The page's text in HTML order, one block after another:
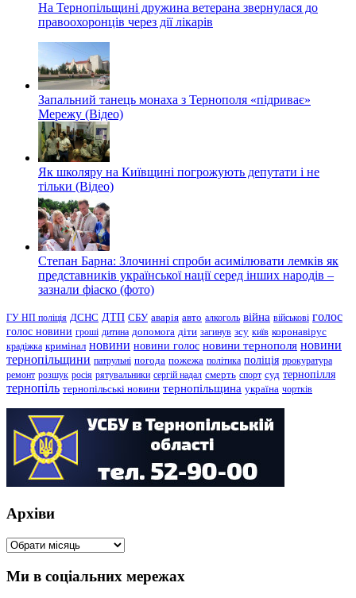
На Тернопільщині дружина ветерана звернулася до
правоохоронців через дії лікарів
Запальний танець монаха з Тернополя «підриває»
Мережу (Відео)
Як школяру на Київщині погрожують депутати і не
тільки (Відео)
Степан Барна: Злочинні спроби асимілювати лемків як
представників української нації серед інших народів –
зазнали фіаско (фото)
ГУ НП поліція ДСНС ДТП СБУ аварія авто алкоголь війна військові голос
голос новини гроші дитина допомога діти загинув зсу київ коронавірус
крадіжка кримінал новини новини голос новини тернополя новини
тернопільщини патрульні погода пожежа політика поліція прокуратура
ремонт розшук росія рятувальники сергій надал смерть спорт суд тернопілля
тернопіль тернопільські новини тернопільщина україна чортків
Архіви
Архіви
Ми в соціальних мережах